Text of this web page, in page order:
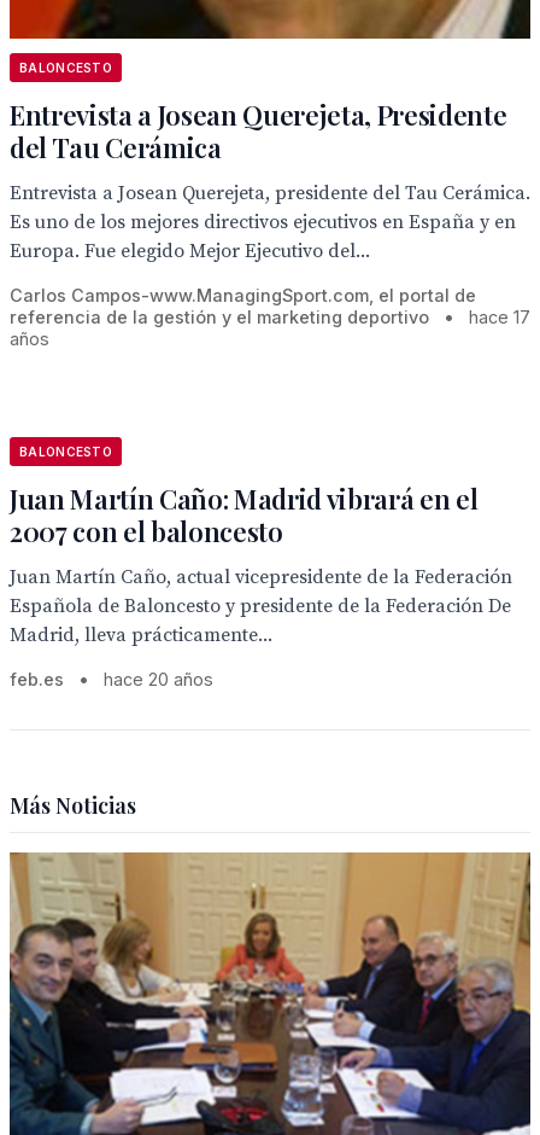
BALONCESTO
Entrevista a Josean Querejeta, Presidente
del Tau Cerámica
Entrevista a Josean Querejeta, presidente del Tau Cerámica.
Es uno de los mejores directivos ejecutivos en España y en
Europa. Fue elegido Mejor Ejecutivo del...
Carlos Campos-www.ManagingSport.com, el portal de
referencia de la gestión y el marketing deportivo
•
hace 17
años
BALONCESTO
Juan Martín Caño: Madrid vibrará en el
2007 con el baloncesto
Juan Martín Caño, actual vicepresidente de la Federación
Española de Baloncesto y presidente de la Federación De
Madrid, lleva prácticamente...
feb.es • hace 20 años
Más Noticias